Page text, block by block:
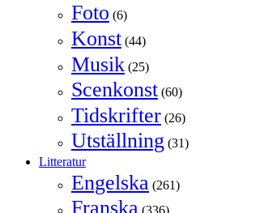
Foto (6)
Konst (44)
Musik (25)
Scenkonst (60)
Tidskrifter (26)
Utställning (31)
Litteratur
Engelska (261)
Franska